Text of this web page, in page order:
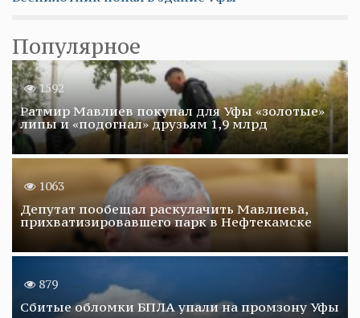
Популярное
1592
Ратмир Мавлиев покупал для Уфы «золотые»
липы и «подогнал» друзьям 1,9 млрд
1063
Депутат пообещал раскулачить Мавлиева,
прихватизировавшего парк в Нефтекамске
879
Сбитые обломки БПЛА упали на промзону Уфы